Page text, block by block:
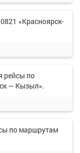
«Красноярск-
рейсы по
— Кызыл».
по маршрутам